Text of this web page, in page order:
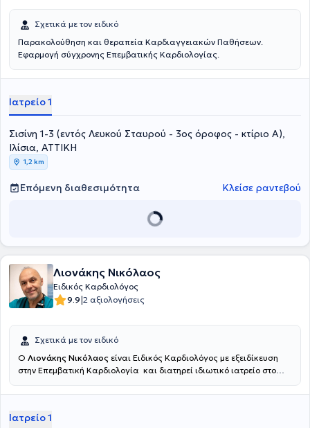
Σχετικά με τον ειδικό
Παρακολούθηση και θεραπεία Καρδιαγγειακών Παθήσεων.
Εφαρμογή σύγχρονης Επεμβατικής Καρδιολογίας.
Ιατρείο 1
Σισίνη 1-3 (εντός Λευκού Σταυρού - 3ος όροφος - κτίριο Α),
Ιλίσια, ΑΤΤΙΚΗ
1,2 km
Επόμενη διαθεσιμότητα Κλείσε ραντεβού
Λιονάκης Νικόλαος
Ειδικός Καρδιολόγος
9.9|2 αξιολογήσεις
Σχετικά με τον ειδικό
Ο Λιονάκης Νικόλαος είναι Ειδικός Καρδιολόγος με εξειδίκευση
στην Επεμβατική Καρδιολογία και διατηρεί ιδιωτικό ιατρείο στο
Μεγάρου Μουσικής). Είναι πτυχιούχος της Ιατρικής Σχολής του
ειδίκευσή του στην Καρδιολογία, μετεκπαιδεύτηκε στην Επεμβατική
Ιατρείο 1